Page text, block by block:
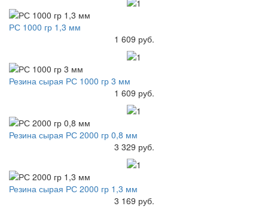
РС 1000 гр 1,3 мм
1 609 руб.
Резина сырая РС 1000 гр 3 мм
1 609 руб.
Резина сырая РС 2000 гр 0,8 мм
3 329 руб.
Резина сырая РС 2000 гр 1,3 мм
3 169 руб.